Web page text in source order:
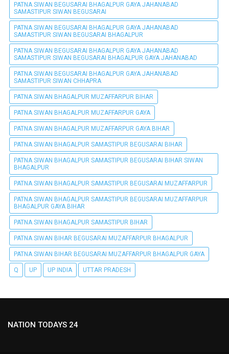
PATNA SIWAN BEGUSARAI BHAGALPUR GAYA JAHANABAD
SAMASTIPUR SIWAN BEGUSARAI
PATNA SIWAN BEGUSARAI BHAGALPUR GAYA JAHANABAD
SAMASTIPUR SIWAN BEGUSARAI BHAGALPUR
PATNA SIWAN BEGUSARAI BHAGALPUR GAYA JAHANABAD
SAMASTIPUR SIWAN BEGUSARAI BHAGALPUR GAYA JAHANABAD
PATNA SIWAN BEGUSARAI BHAGALPUR GAYA JAHANABAD
SAMASTIPUR SIWAN CHHAPRA
PATNA SIWAN BHAGALPUR MUZAFFARPUR BIHAR
PATNA SIWAN BHAGALPUR MUZAFFARPUR GAYA
PATNA SIWAN BHAGALPUR MUZAFFARPUR GAYA BIHAR
PATNA SIWAN BHAGALPUR SAMASTIPUR BEGUSARAI BIHAR
PATNA SIWAN BHAGALPUR SAMASTIPUR BEGUSARAI BIHAR SIWAN
BHAGALPUR
PATNA SIWAN BHAGALPUR SAMASTIPUR BEGUSARAI MUZAFFARPUR
PATNA SIWAN BHAGALPUR SAMASTIPUR BEGUSARAI MUZAFFARPUR
BHAGALPUR GAYA BIHAR
PATNA SIWAN BHAGALPUR SAMASTIPUR BIHAR
PATNA SIWAN BIHAR BEGUSARAI MUZAFFARPUR BHAGALPUR
PATNA SIWAN BIHAR BEGUSARAI MUZAFFARPUR BHAGALPUR GAYA
Q UP UP INDIA UTTAR PRADESH
NATION TODAYS 24